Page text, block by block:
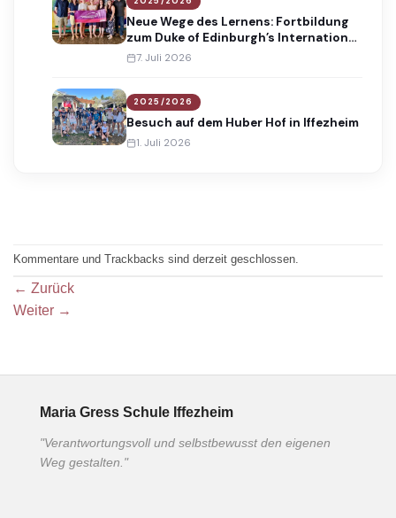
Neue Wege des Lernens: Fortbildung
zum Duke of Edinburgh’s International
Award
7. Juli 2026
2025/2026
Besuch auf dem Huber Hof in Iffezheim
1. Juli 2026
Kommentare und Trackbacks sind derzeit geschlossen.
← Zurück
Weiter →
Maria Gress Schule Iffezheim
"Verantwortungsvoll und selbstbewusst den eigenen
Weg gestalten."